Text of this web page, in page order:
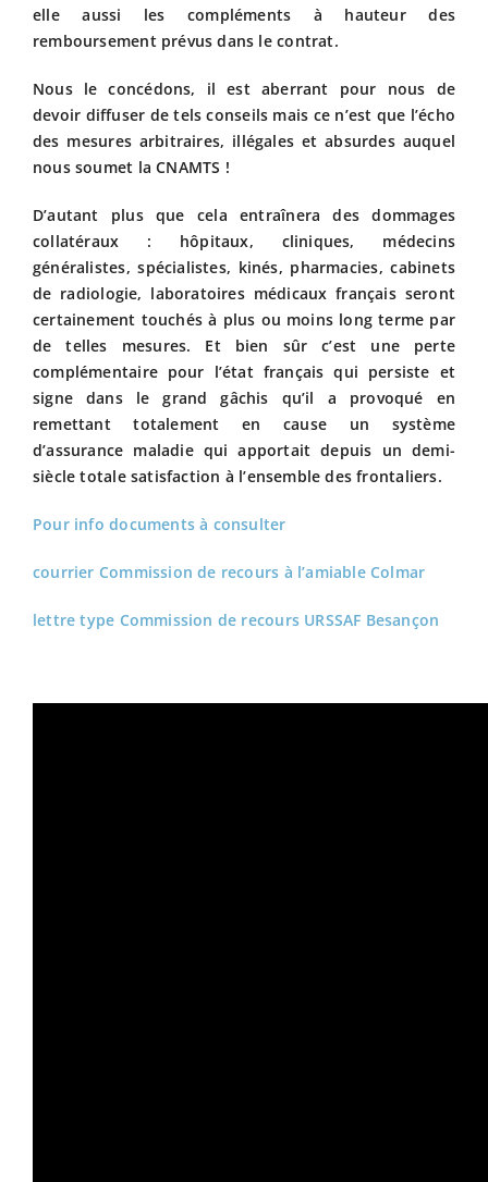
elle aussi les compléments à hauteur des
remboursement prévus dans le contrat.
Nous le concédons, il est aberrant pour nous de
devoir diffuser de tels conseils mais ce n’est que l’écho
des mesures arbitraires, illégales et absurdes auquel
nous soumet la CNAMTS !
D’autant plus que cela entraînera des dommages
collatéraux : hôpitaux, cliniques, médecins
généralistes, spécialistes, kinés, pharmacies, cabinets
de radiologie, laboratoires médicaux français seront
certainement touchés à plus ou moins long terme par
de telles mesures. Et bien sûr c’est une perte
complémentaire pour l’état français qui persiste et
signe dans le grand gâchis qu’il a provoqué en
remettant totalement en cause un système
d’assurance maladie qui apportait depuis un demi-
siècle totale satisfaction à l’ensemble des frontaliers.
Pour info documents à consulter
courrier Commission de recours à l’amiable Colmar
lettre type Commission de recours URSSAF Besançon